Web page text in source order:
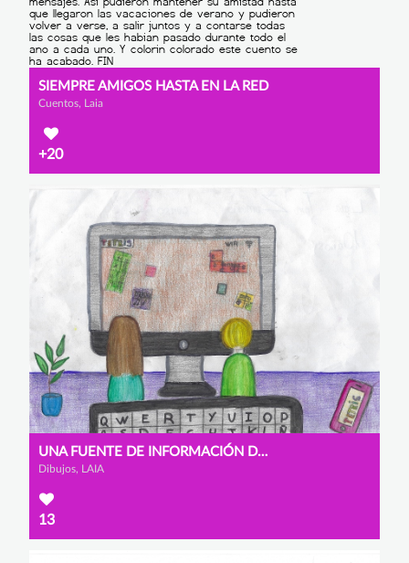
SIEMPRE AMIGOS HASTA EN LA RED
Cuentos, Laia
+20
UNA FUENTE DE INFORMACIÓN DONDE TODAS LAS PIEZAS ENCAJAN
Dibujos, LAIA
13